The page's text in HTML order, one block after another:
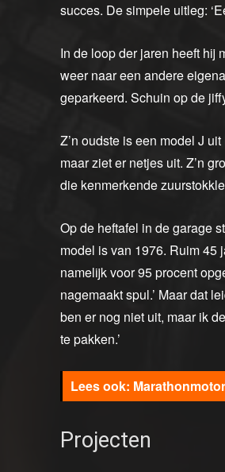
succes. De simpele uitleg:
In de loop der jaren heeft hij
weer naar een andere
geparkeerd. Schuin op de
Z’n oudste is een model J
maar ziet er netjes uit. Z’n
die kenmerkende
Op de heftafel in de garage
model is van 1976. Ruim 45
namelijk voor 95 procent
nagemaakt spul.’ Maar dat
ben er nog niet uit, maar ik
te pakken.’
Projecten